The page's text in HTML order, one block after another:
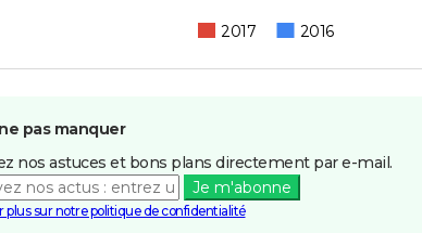
2017 2016
pas manquer
nos astuces et bons plans directement par e-mail.
Je m'abonne
plus sur notre politique de confidentialité